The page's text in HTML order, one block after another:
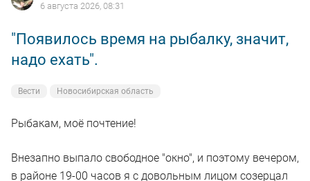
6 августа 2026, 08:31
"Появилось время на рыбалку, значит,
надо ехать".
Вести Новосибирская область
Рыбакам, моё почтение!
Внезапно выпало свободное "окно", и поэтому вечером,
в районе 19-00 часов я с довольным лицом созерцал